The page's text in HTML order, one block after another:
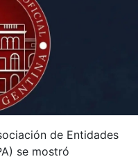
de Entidades
se mostró